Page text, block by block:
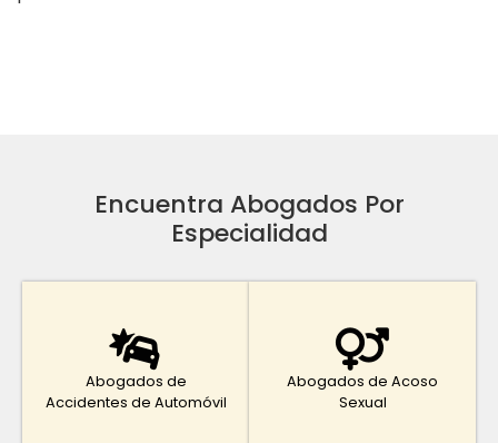
Encuentra Abogados Por
Especialidad
Abogados de
Accidentes de Automóvil
Abogados de Acoso
Sexual